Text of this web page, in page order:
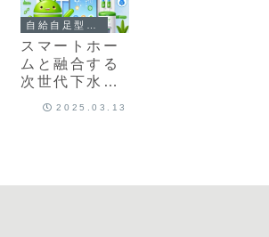
スマートホー
ムと融合する
次世代下水処
理システム
2025.03.13